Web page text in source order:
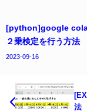
[python]google
２乗検定を行う方法
2023-09-16
法